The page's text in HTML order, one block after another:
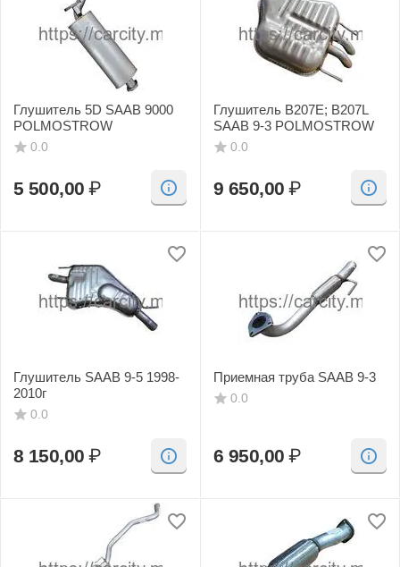
Глушитель 5D SAAB 9000
POLMOSTROW
0.0
5 500,00 ₽
Глушитель B207E; B207L
SAAB 9-3 POLMOSTROW
0.0
9 650,00 ₽
Глушитель SAAB 9-5 1998-
2010г
0.0
8 150,00 ₽
Приемная труба SAAB 9-3
0.0
6 950,00 ₽